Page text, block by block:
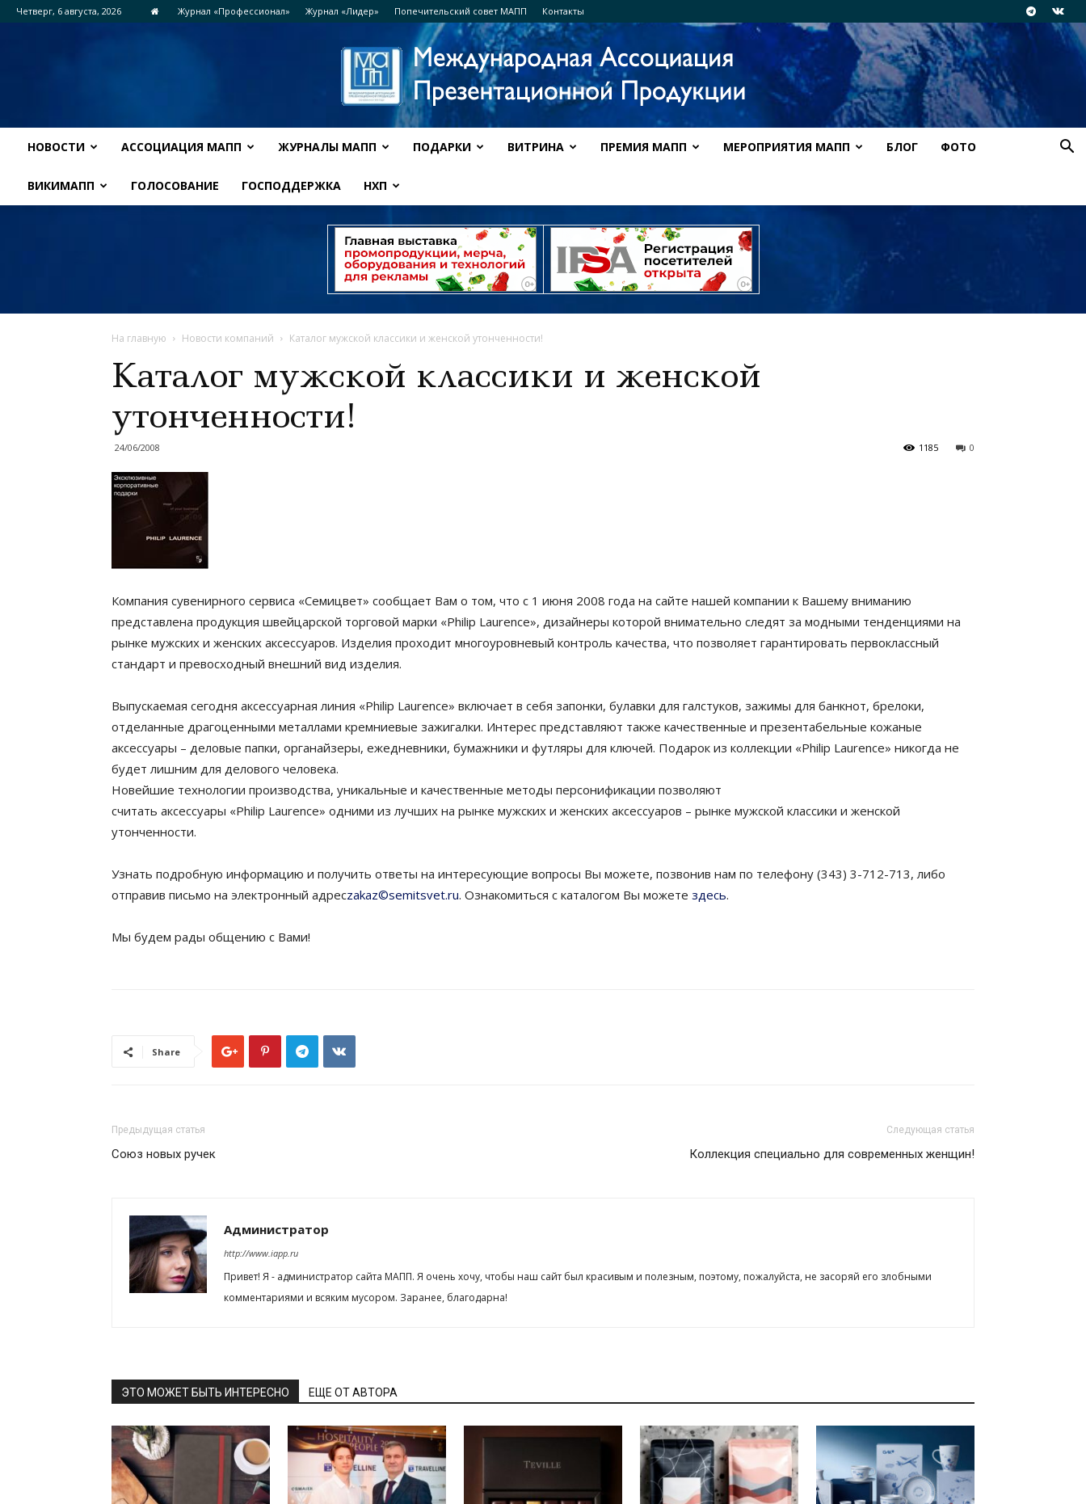
Четверг, 6 августа, 2026 Журнал «Профессионал» Журнал «Лидер» Попечительский совет МАПП Контакты
НОВОСТИ АССОЦИАЦИЯ МАПП ЖУРНАЛЫ МАПП ПОДАРКИ ВИТРИНА ПРЕМИЯ МАПП МЕРОПРИЯТИЯ МАПП БЛОГ ФОТО
ВИКИМАПП ГОЛОСОВАНИЕ ГОСПОДДЕРЖКА НХП
На главную Новости компаний Каталог мужской классики и женской утонченности!
Каталог мужской классики и женской
утонченности!
24/06/2008 0
1185
Компания сувенирного сервиса «Семицвет» сообщает Вам о том, что с 1 июня 2008 года на сайте нашей компании к Вашему вниманию
представлена продукция швейцарской торговой марки «Philip Laurence», дизайнеры которой внимательно следят за модными тенденциями на
рынке мужских и женских аксессуаров. Изделия проходит многоуровневый контроль качества, что позволяет гарантировать первоклассный
стандарт и превосходный внешний вид изделия.
Выпускаемая сегодня аксессуарная линия «Philip Laurence» включает в себя запонки, булавки для галстуков, зажимы для банкнот, брелоки,
отделанные драгоценными металлами кремниевые зажигалки. Интерес представляют также качественные и презентабельные кожаные
аксессуары – деловые папки, органайзеры, ежедневники, бумажники и футляры для ключей. Подарок из коллекции «Philip Laurence» никогда не
будет лишним для делового человека.
Новейшие технологии производства, уникальные и качественные методы персонификации позволяют
считать аксессуары «Philip Laurence» одними из лучших на рынке мужских и женских аксессуаров – рынке мужской классики и женской
утонченности.
Узнать подробную информацию и получить ответы на интересующие вопросы Вы можете, позвонив нам по телефону (343) 3-712-713, либо
отправив письмо на электронный адресzakaz©semitsvet.ru. Ознакомиться с каталогом Вы можете здесь.
Мы будем рады общению с Вами!
Share
Предыдущая статья
Союз новых ручек
Следующая статья
Коллекция специально для современных женщин!
Администратор
http://www.iapp.ru
Привет! Я - администратор сайта МАПП. Я очень хочу, чтобы наш сайт был красивым и полезным, поэтому, пожалуйста, не засоряй его злобными
комментариями и всяким мусором. Заранее, благодарна!
ЭТО МОЖЕТ БЫТЬ ИНТЕРЕСНО ЕЩЕ ОТ АВТОРА